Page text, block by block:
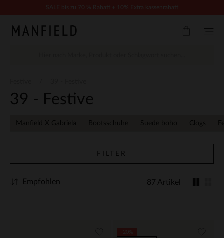
39 - Festive
Manfield X Gabriela Bootsschuhe Suede boho Clogs
FILTER
87 Artikel
Empfohlen